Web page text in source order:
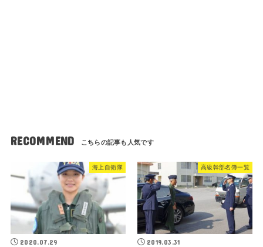
RECOMMEND
海上自衛隊
2020.07.29
高級幹部名簿一覧
2019.03.31